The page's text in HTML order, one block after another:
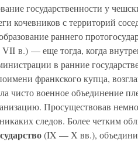
государственности у
кочевников с территорий
раннего
VII в.) — еще тогда, когда
в ранние
франкского купца,
чисто военное объединение
Просуществовав
следов. Более четким
(IX — Х вв.),